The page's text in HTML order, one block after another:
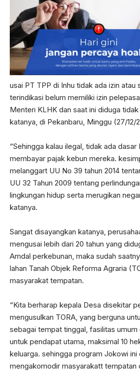
usai PT TPP di Inhu tidak ada izin atau
terindikasi belum memiliki izin
Menteri KLHK dan saat ini diduga tidak
katanya, di Pekanbaru, Minggu (27/12/
“Sehingga kalau ilegal, tidak ada
membayar pajak kebun mereka.
melanggart UU No 39 tahun 2014
UU 32 Tahun 2009 tentang
lingkungan hidup serta merugikan
katanya.
Sangat disayangkan katanya,
mengusai lebih dari 20 tahun yang
Amdal perkebunan, maka sudah
lahan Tanah Objek Reforma Agraria
masyarakat tempatan.
“Kita berharap kepala Desa disekitar
mengusulkan TORA, yang berguna
sebagai tempat tinggal, fasilitas umum
untuk pendapat utama, maksimal 10
keluarga. sehingga program Jokowi ini
mengakomodir masyarakatt tempatan